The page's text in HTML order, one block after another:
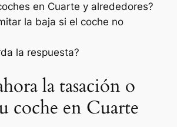
en Cuarte y alrededores?
la baja si el coche no
la respuesta?
la tasación o
coche en Cuarte